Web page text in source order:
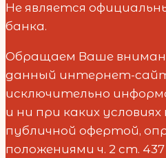
Не является
банка.
Обращаем Ваше
данный интернет-
исключительно
и ни при каких условиях
публичной офертой,
положениями ч. 2 ст.